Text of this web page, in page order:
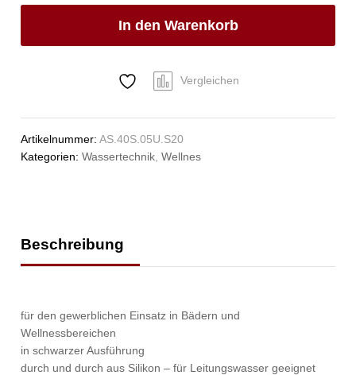
1/2"
20mm
In den Warenkorb
Vergleichen
Artikelnummer:AS.40S.05U.S20
Kategorien:Wassertechnik ,Wellnes
Beschreibung
für den gewerblichen Einsatz in Bädern und
Wellnessbereichen
in schwarzer Ausführung
durch und durch aus Silikon – für Leitungswasser geeignet